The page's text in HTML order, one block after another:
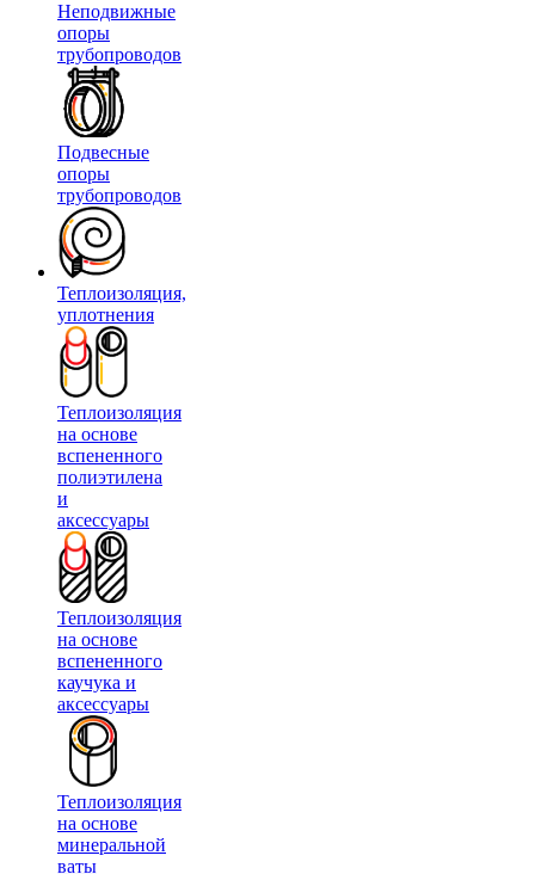
Неподвижные
опоры
трубопроводов
Подвесные
опоры
трубопроводов
Теплоизоляция,
уплотнения
Теплоизоляция
на основе
вспененного
полиэтилена
и
аксессуары
Теплоизоляция
на основе
вспененного
каучука и
аксессуары
Теплоизоляция
на основе
минеральной
ваты